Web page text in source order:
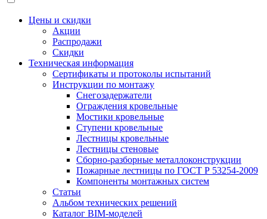
Цены и скидки
Акции
Распродажи
Скидки
Техническая информация
Сертификаты и протоколы испытаний
Инструкции по монтажу
Снегозадержатели
Ограждения кровельные
Мостики кровельные
Ступени кровельные
Лестницы кровельные
Лестницы стеновые
Сборно-разборные металлоконструкции
Пожарные лестницы по ГОСТ Р 53254-2009
Компоненты монтажных систем
Статьи
Альбом технических решений
Каталог BIM-моделей